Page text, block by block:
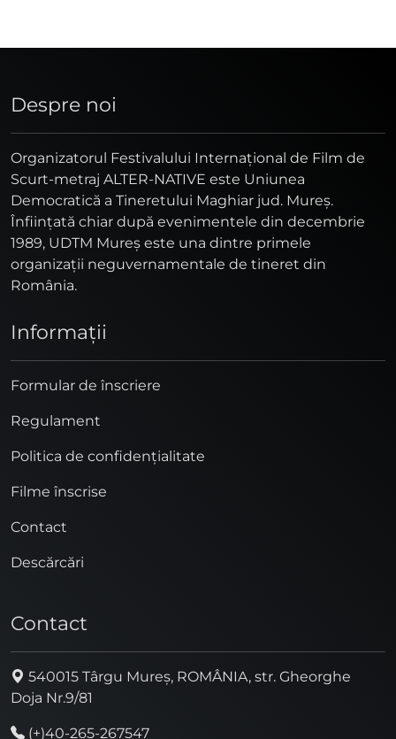
Despre noi
Organizatorul Festivalului Internaţional de Film de
Scurt-metraj ALTER-NATIVE este Uniunea
Democratică a Tineretului Maghiar jud. Mureş.
Înfiinţată chiar după evenimentele din decembrie
1989, UDTM Mureş este una dintre primele
organizaţii neguvernamentale de tineret din
România.
Informaţii
Formular de înscriere
Regulament
Politica de confidențialitate
Filme înscrise
Contact
Descărcări
Contact
540015 Târgu Mureș, ROMÂNIA, str. Gheorghe
Doja Nr.9/81
(+)40-265-267547